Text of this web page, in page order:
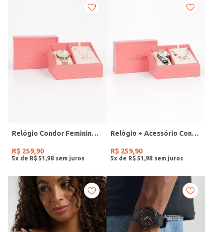
Relógio Condor Feminino DOURADO
R$ 259,90
5x de R$ 51 98
Relógio + Acessório Condor Feminino PRATA
R$ 259,90
5x de R$ 51 98